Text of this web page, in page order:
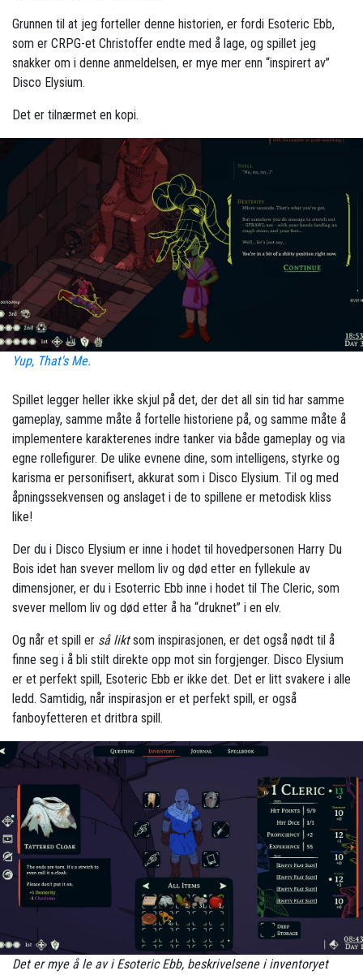
Grunnen til at jeg forteller denne historien, er fordi Esoteric Ebb,
som er CRPG-et Christoffer endte med å lage, og spillet jeg
snakker om i denne anmeldelsen, er mye mer enn “inspirert av”
Disco Elysium.
Det er tilnærmet en kopi.
Yup, That's Me.
Spillet legger heller ikke skjul på det, der det all sin tid har samme
gameplay, samme måte å fortelle historiene på, og samme måte å
implementere karakterenes indre tanker via både gameplay og via
egne rollefigurer. De ulike evnene dine, som intelligens, styrke og
karisma er personifisert, akkurat som i Disco Elysium. Til og med
åpningssekvensen og anslaget i de to spillene er metodisk kliss
like!
Der du i Disco Elysium er inne i hodet til hovedpersonen Harry Du
Bois idet han svever mellom liv og død etter en fyllekule av
dimensjoner, er du i Esoterric Ebb inne i hodet til The Cleric, som
svever mellom liv og død etter å ha “druknet” i en elv.
Og når et spill er så liktsom inspirasjonen, er det også nødt til å
finne seg i å bli stilt direkte opp mot sin forgjenger. Disco Elysium
er et perfekt spill, Esoteric Ebb er ikke det. Det er litt svakere i alle
ledd. Samtidig, når inspirasjon er et perfekt spill, er også
fanboyfetteren et dritbra spill.
Det er mye å le av i Esoteric Ebb, beskrivelsene i inventoryet